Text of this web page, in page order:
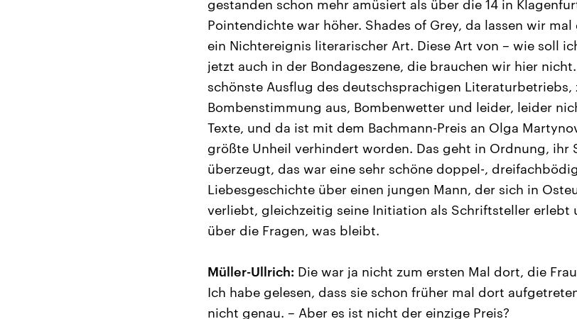
gestanden schon mehr amüsiert als über die 14 in
Pointendichte war höher. Shades of Grey, da lassen wir
ein Nichtereignis literarischer Art. Diese Art von – wie soll
jetzt auch in der Bondageszene, die brauchen wir hier
schönste Ausflug des deutschsprachigen Literaturbetriebs,
Bombenstimmung aus, Bombenwetter und leider, leider
Texte, und da ist mit dem Bachmann-Preis an Olga
größte Unheil verhindert worden. Das geht in Ordnung, ihr
überzeugt, das war eine sehr schöne doppel-,
Liebesgeschichte über einen jungen Mann, der sich in
verliebt, gleichzeitig seine Initiation als Schriftsteller erlebt
über die Fragen, was bleibt.
Müller-Ullrich: Die war ja nicht zum ersten Mal dort, die
Ich habe gelesen, dass sie schon früher mal dort
nicht genau. – Aber es ist nicht der einzige Preis?